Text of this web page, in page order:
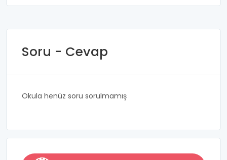
Soru - Cevap
Okula henüz soru sorulmamış